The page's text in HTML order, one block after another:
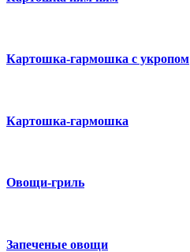
Картошка-гармошка с укропом
Картошка-гармошка
Овощи-гриль
Запеченые овощи